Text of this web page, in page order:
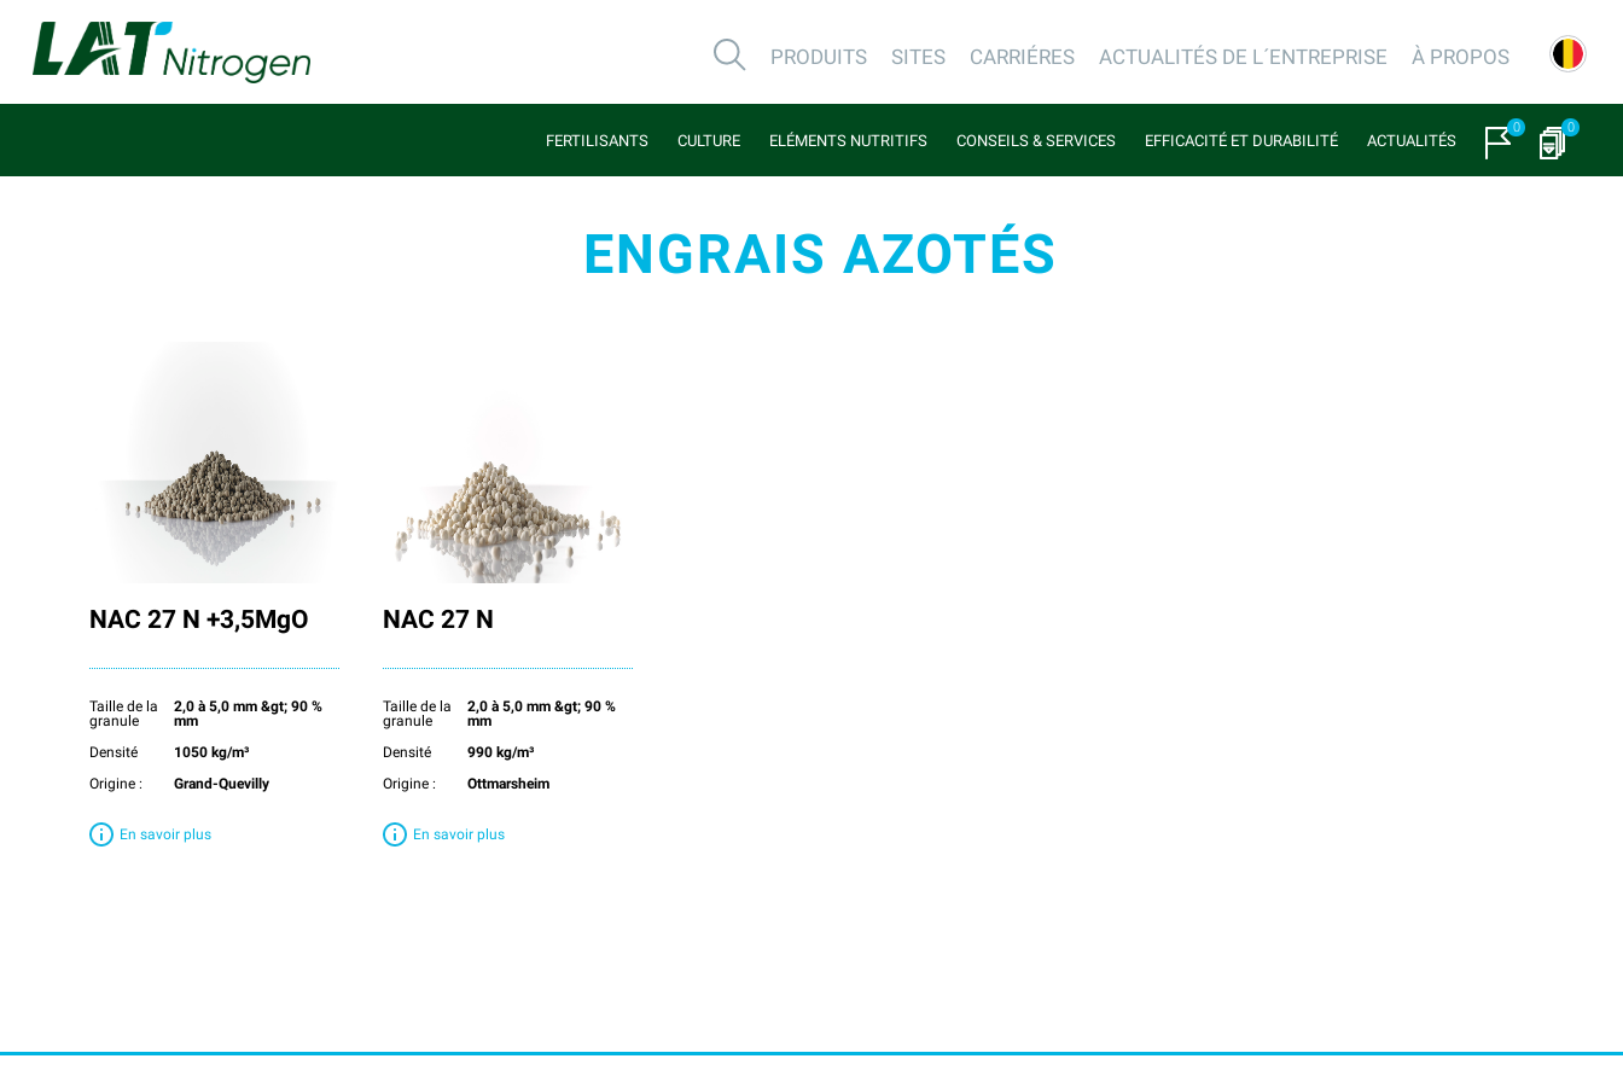
PRODUITS SITES CARRIÉRES ACTUALITÉS DE L´ENTREPRISE À PROPOS
FERTILISANTS CULTURE ELÉMENTS NUTRITIFS CONSEILS & SERVICES EFFICACITÉ ET DURABILITÉ ACTUALITÉS
0 0
ENGRAIS AZOTÉS
NAC 27 N +3,5MgO
Taille de la
granule
2,0 à 5,0 mm &gt; 90 %
mm
Densité
1050 kg/m³
Origine :
Grand-Quevilly
En savoir plus
NAC 27 N
Taille de la
granule
2,0 à 5,0 mm &gt; 90 %
mm
Densité
990 kg/m³
Origine :
Ottmarsheim
En savoir plus